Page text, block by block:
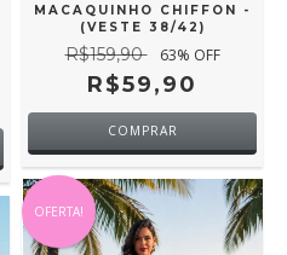
MACAQUINHO CHIFFON -
(VESTE 38/42)
R$159,90 63% OFF
R$59,90
COMPRAR
OFERTA!